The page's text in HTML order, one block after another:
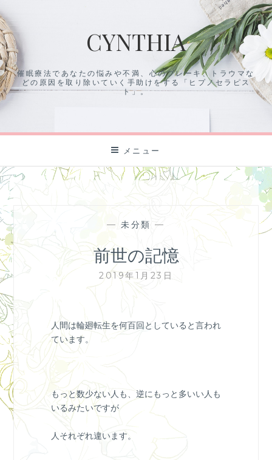
ン
テ
ン
ツ
に
ス
キ
プ
CYNTHIA
催眠療法であなたの悩みや不満、心のブレーキ、トラウマな
どの原因を取り除いていく手助けをする「ヒプノセラピス
ト」。
メニュー
—未分類 —
前世の記憶
2019年1月23日
人間は輪廻転生を何百回としていると言われ
ています。
もっと数少ない人も、逆にもっと多いい人も
いるみたいですが
人それぞれ違います。